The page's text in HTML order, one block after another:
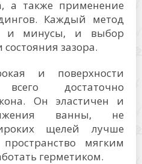
а также применение
Каждый метод
и минусы, и выбор
зазора.
и поверхности
достаточно
Он эластичен и
ванны, не
щелей лучше
мягким
герметиком.